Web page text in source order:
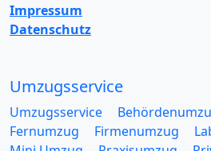
Impressum
Datenschutz
Umzugsservice
Umzugsservice
Fernumzug
Firmenumzug